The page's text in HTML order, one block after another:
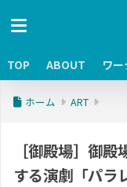
TOP ABOUT ワ
ホーム ART
［御殿場］御
する演劇「パラ